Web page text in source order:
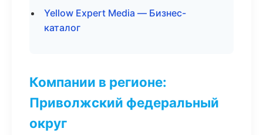
Yellow Expert Media — Бизнес-
каталог
Компании в регионе:
Приволжский федеральный
округ